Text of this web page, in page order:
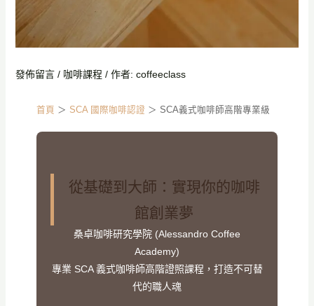
發佈留言 / 咖啡課程 / 作者: coffeeclass
首頁 ＞ SCA 國際咖啡認證 ＞ SCA義式咖啡師高階專業級
從基礎到大師：實現你的咖啡
館創業夢
桑卓咖啡研究學院 (Alessandro Coffee
Academy)
專業 SCA 義式咖啡師高階證照課程，打造不可替
代的職人魂